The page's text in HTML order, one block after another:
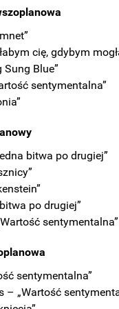
cię, gdybym
Sung Blue”
sentymentalna”
bitwa po drugiej”
po drugiej”
sentymentalna”
sentymentalna”
– „Wartość